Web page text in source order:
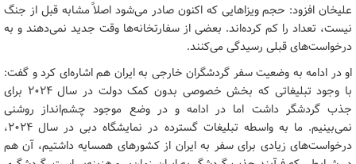
علیخان افزود: حجم ویزاهایی که اکنون صادر می‌شود اصلاً مشابه قبل از جنگ
نیست، تعداد را کم کرده‌اند. بعضی از سفارتخانه‌ها وقت جدید نمی‌دهند و به
درخواست‌های قبلی رسیدگی می‌کنند.
او در ادامه به وضعیت سفر گردشگران خارجی به ایران هم اشاره‌ای کرد و گفت:
با وجود تبلیغاتی که بخش خصوصی بدون کمک دولت در سال ۲۰۲۴ برای
جذب گردشگر داشت اما در ادامه و در وضع موجود چشم‌انداز روشنی
نمی‌بینیم. ما به واسطه تبلیغات گسترده در نمایشگاه دبی در سال ۲۰۲۴،
درخواست‌های زیادی برای سفر به ایران از کشورهای همسایه داشتیم، آن هم